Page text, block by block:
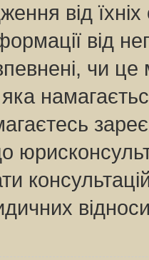
від
від
чи